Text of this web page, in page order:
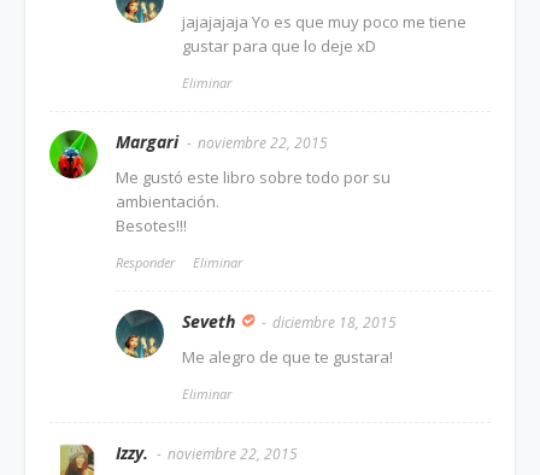
jajajajaja Yo es que muy poco me tiene
gustar para que lo deje xD
Eliminar
Margari noviembre 22, 2015
Me gustó este libro sobre todo por su
ambientación.
Besotes!!!
Responder Eliminar
Seveth diciembre 18, 2015
Me alegro de que te gustara!
Eliminar
Izzy. noviembre 22, 2015